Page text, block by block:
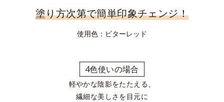
塗り方次第で簡単印象チェンジ！
使用色：ビターレッド
4色使いの場合
軽やかな陰影をたたえる、
繊細な美しさを目元に